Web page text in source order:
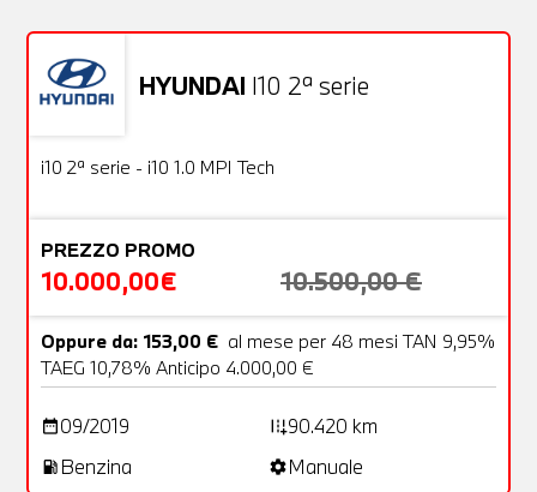
HYUNDAI I10 2ª serie
OFFERTA
Usato
i10 2ª serie - i10 1.0 MPI Tech
PREZZO PROMO
10.000,00€ 10.500,00 €
Oppure da: 153,00 € al mese per 48 mesi TAN 9,95%
TAEG 10,78% Anticipo 4.000,00 €
date_range09/2019 add_road90.420 km
local_gas_station Benzina settingsManuale